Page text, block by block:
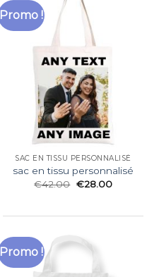
Promo !
SAC EN TISSU PERSONNALISÉ
sac en tissu personnalisé
€42.00 €28.00
Promo !